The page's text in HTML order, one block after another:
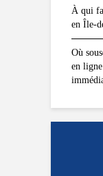
À qui
en Île-
Où
en